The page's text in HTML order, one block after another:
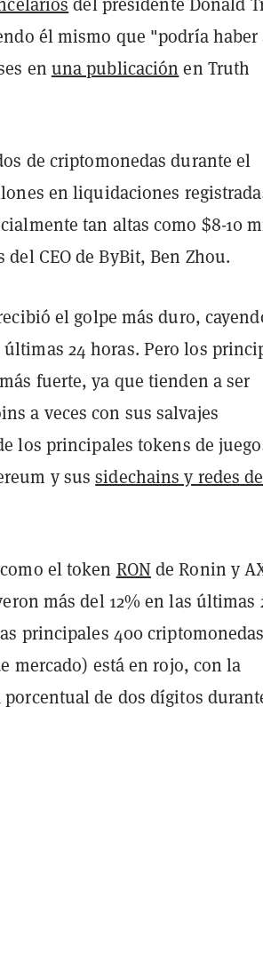
él mismo que "podría haber
en una publicación en Truth
de criptomonedas durante el
en liquidaciones
tan altas como $8-10
CEO de ByBit, Ben Zhou.
el golpe más duro,
24 horas. Pero los
fuerte, ya que tienden a ser
a veces con sus salvajes
los principales tokens de
y sussidechains y redes de
el token RON de Ronin y
más del 12% en las últimas
principales 400 criptomonedas
mercado) está en rojo, con la
de dos dígitos